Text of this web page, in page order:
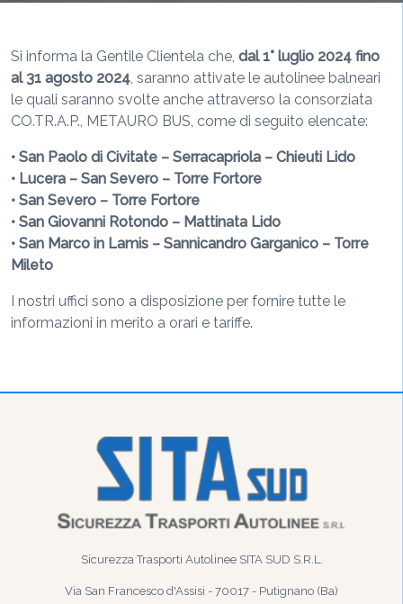
Si informa la Gentile Clientela che, dal 1° luglio 2024 fino
al 31 agosto 2024, saranno attivate le autolinee balneari
le quali saranno svolte anche attraverso la consorziata
CO.TR.A.P., METAURO BUS, come di seguito elencate:
• San Paolo di Civitate – Serracapriola – Chieuti Lido
• Lucera – San Severo – Torre Fortore
• San Severo – Torre Fortore
• San Giovanni Rotondo – Mattinata Lido
• San Marco in Lamis – Sannicandro Garganico – Torre
Mileto
I nostri uffici sono a disposizione per fornire tutte le
informazioni in merito a orari e tariffe.
Sicurezza Trasporti Autolinee SITA SUD S.R.L.
Via San Francesco d'Assisi - 70017 - Putignano (Ba)